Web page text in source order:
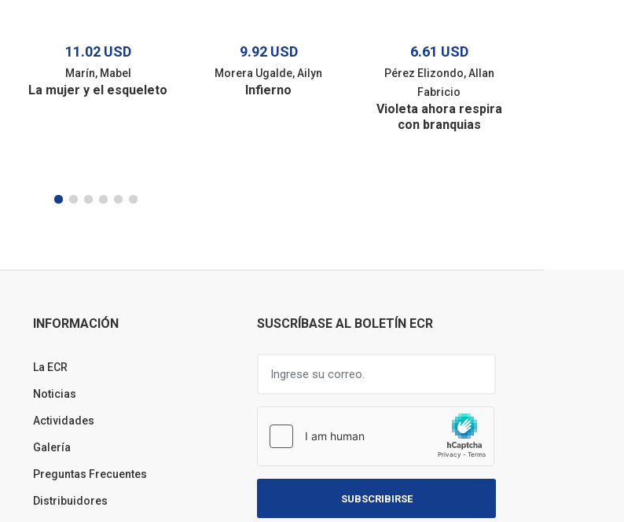
11.02 USD
Marín, Mabel
La mujer y el esqueleto
9.92 USD
Morera Ugalde, Ailyn
Infierno
6.61 USD
Pérez Elizondo, Allan
Fabricio
Violeta ahora respira
con branquias
INFORMACIÓN
La ECR
Noticias
Actividades
Galería
Preguntas Frecuentes
Distribuidores
SUSCRÍBASE AL BOLETÍN ECR
SUBSCRIBIRSE